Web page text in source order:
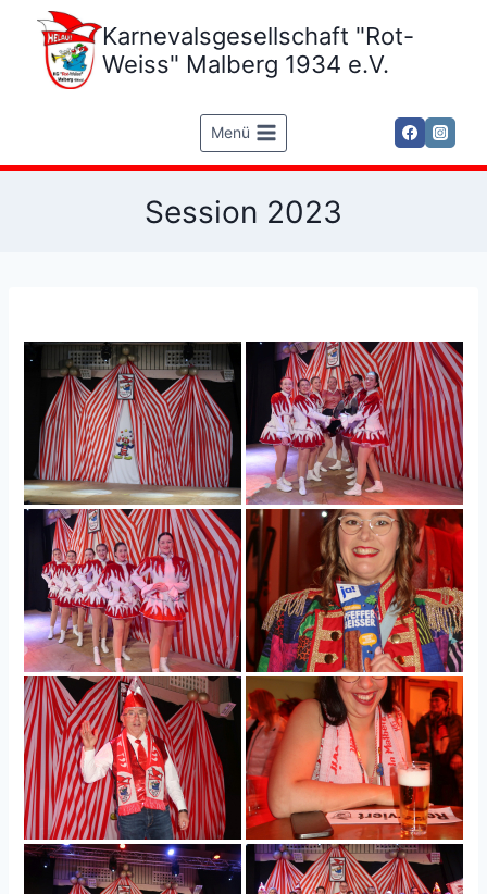
springen
Karnevalsgesellschaft "Rot-
Weiss" Malberg 1934 e.V.
Menü
Session 2023